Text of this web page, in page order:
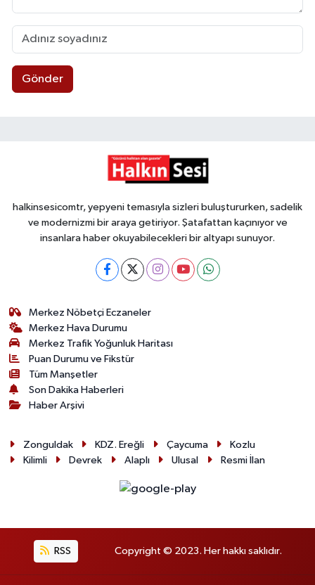
Gönder
halkinsesicomtr, yepyeni temasıyla sizleri buluştururken, sadelik
ve modernizmi bir araya getiriyor. Şatafattan kaçınıyor ve
insanlara haber okuyabilecekleri bir altyapı sunuyor.
Merkez Nöbetçi Eczaneler
Merkez Hava Durumu
Merkez Trafik Yoğunluk Haritası
Puan Durumu ve Fikstür
Tüm Manşetler
Son Dakika Haberleri
Haber Arşivi
Zonguldak KDZ. Ereğli Çaycuma
Kozlu
Kilimli
Devrek Alaplı Ulusal Resmi İlan
RSS Copyright © 2023. Her hakkı saklıdır.